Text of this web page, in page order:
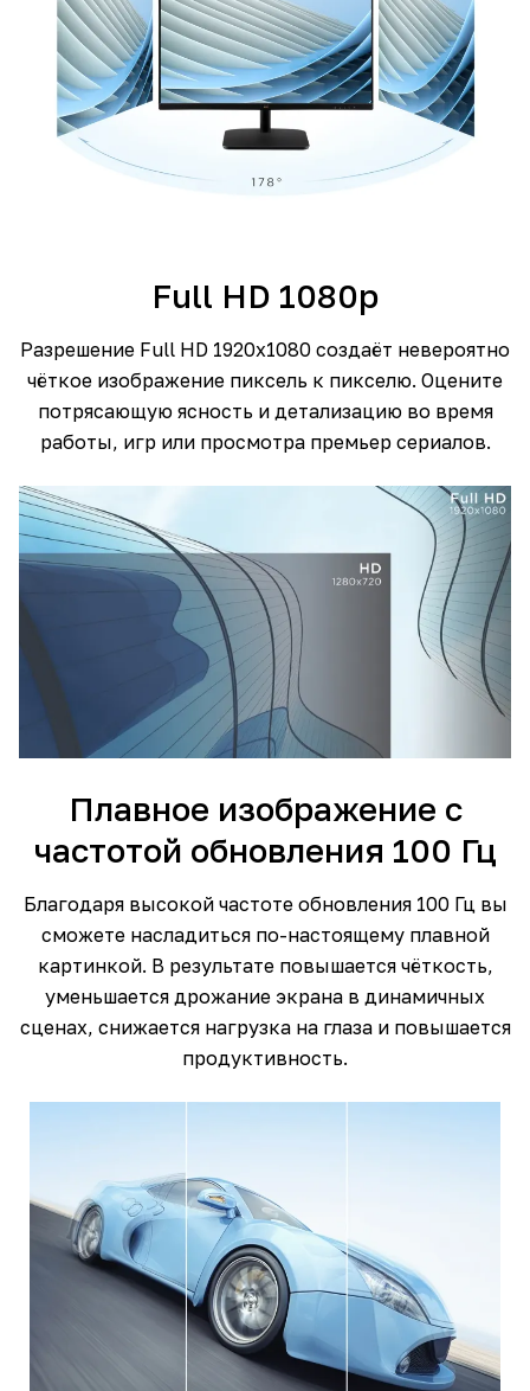
Full HD 1080p
Разрешение Full HD 1920x1080 создаёт невероятно
чёткое изображение пиксель к пикселю. Оцените
потрясающую ясность и детализацию во время
работы, игр или просмотра премьер сериалов.
Плавное изображение с
частотой обновления 100 Гц
Благодаря высокой частоте обновления 100 Гц вы
сможете насладиться по-настоящему плавной
картинкой. В результате повышается чёткость,
уменьшается дрожание экрана в динамичных
сценах, снижается нагрузка на глаза и повышается
продуктивность.